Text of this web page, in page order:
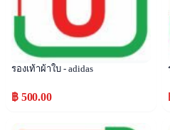
รองเท้าผ้าใบ - adidas
฿ 500.00